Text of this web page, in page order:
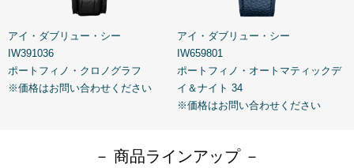
アイ・ダブリュー・シー
IW391036
ポートフィノ・クロノグラフ
※価格はお問い合わせください
アイ・ダブリュー・シー
IW659801
ポートフィノ・オートマティックデ
イ＆ナイト 34
※価格はお問い合わせください
－ 商品ラインアップ －